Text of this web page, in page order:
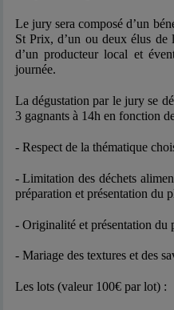
Le jury sera composé d’un
St Prix, d’un ou deux élus
d’un producteur local et
journée.
La dégustation par le jury se
3 gagnants à 14h en fonction
- Respect de la thématique
- Limitation des déchets
préparation et présentation du
- Originalité et présentation du
- Mariage des textures et des
Les lots (valeur 100€ par lot) :